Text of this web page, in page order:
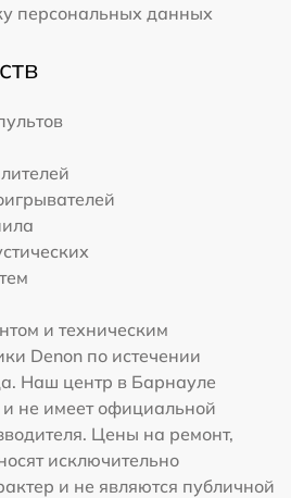
персональных данных
и техническим
Denon по истечении
Наш центр в Барнауле
и не имеет официальной
Цены на ремонт,
исключительно
и не являются публичной